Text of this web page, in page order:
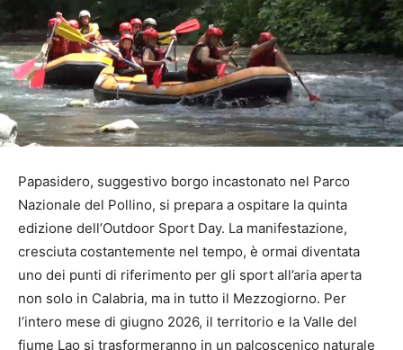
Papasidero, suggestivo borgo incastonato nel Parco
Nazionale del Pollino, si prepara a ospitare la quinta
edizione dell’Outdoor Sport Day. La manifestazione,
cresciuta costantemente nel tempo, è ormai diventata
uno dei punti di riferimento per gli sport all’aria aperta
non solo in Calabria, ma in tutto il Mezzogiorno. Per
l’intero mese di giugno 2026, il territorio e la Valle del
fiume Lao si trasformeranno in un palcoscenico naturale